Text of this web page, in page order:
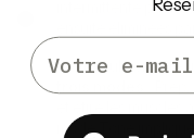
intermittente pour
Se déroule ensuite
:
mode Tone
Email